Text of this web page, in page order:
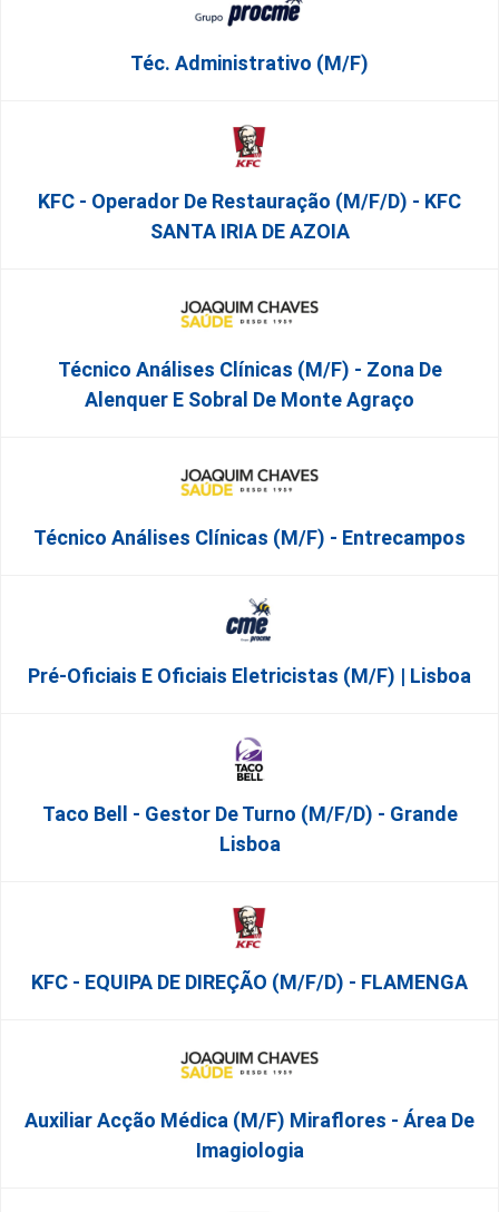
Téc. Administrativo (m/f)
KFC - Operador De Restauração (m/f/d) - KFC
SANTA IRIA DE AZOIA
Técnico Análises Clínicas (M/F) - Zona De
Alenquer E Sobral De Monte Agraço
Técnico Análises Clínicas (M/F) - Entrecampos
Pré-Oficiais E Oficiais Eletricistas (m/f) | Lisboa
Taco Bell - Gestor De Turno (m/f/d) - Grande
Lisboa
KFC - EQUIPA DE DIREÇÃO (m/f/d) - FLAMENGA
Auxiliar Acção Médica (M/F) Miraflores - Área De
Imagiologia